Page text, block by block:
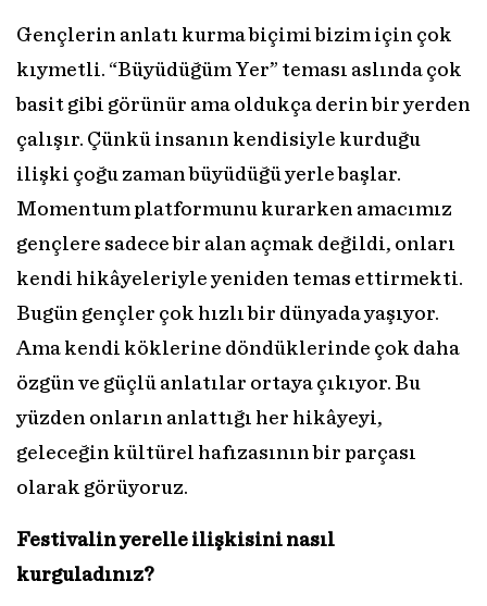
Gençlerin anlatı kurma biçimi bizim için çok
kıymetli. “Büyüdüğüm Yer” teması aslında çok
basit gibi görünür ama oldukça derin bir yerden
çalışır. Çünkü insanın kendisiyle kurduğu
ilişki çoğu zaman büyüdüğü yerle başlar.
Momentum platformunu kurarken amacımız
gençlere sadece bir alan açmak değildi, onları
kendi hikâyeleriyle yeniden temas ettirmekti.
Bugün gençler çok hızlı bir dünyada yaşıyor.
Ama kendi köklerine döndüklerinde çok daha
özgün ve güçlü anlatılar ortaya çıkıyor. Bu
yüzden onların anlattığı her hikâyeyi,
geleceğin kültürel hafızasının bir parçası
olarak görüyoruz.
Festivalin yerelle ilişkisini nasıl
kurguladınız?